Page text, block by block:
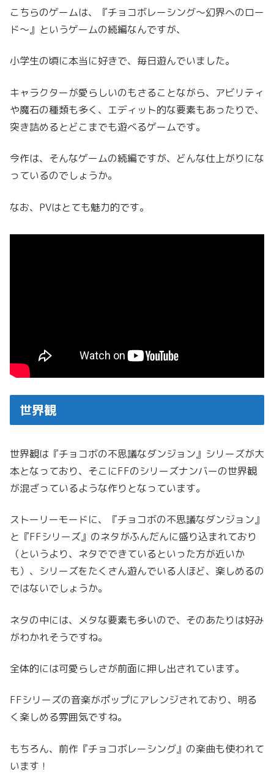
こちらのゲームは、『チョコボレーシング～幻界へのロー
ド～』というゲームの続編なんですが、
小学生の頃に本当に好きで、毎日遊んでいました。
キャラクターが愛らしいのもさることながら、アビリティ
や魔石の種類も多く、エディット的な要素もあったりで、
突き詰めるとどこまでも遊べるゲームです。
今作は、そんなゲームの続編ですが、どんな仕上がりにな
っているのでしょうか。
なお、 PVはとても魅力的です。
世界観
世界観は『チョコボの不思議なダンジョン』シリーズが大
本となっており、そこにFFのシリーズナンバーの世界観
が混ざっているような作りとなっています。
ストーリーモードに、『チョコボの不思議なダンジョン』
と『FFシリーズ』のネタがふんだんに盛り込まれており
（というより、ネタでできているといった方が近いか
も）、シリーズをたくさん遊んでいる人ほど、楽しめるの
ではないでしょうか。
ネタの中には、メタな要素も多いので、そのあたりは好み
がわかれそうですね。
全体的には可愛らしさが前面に押し出されています。
FFシリーズの音楽がポップにアレンジされており、明る
く楽しめる雰囲気ですね。
もちろん、前作『チョコボレーシング』の楽曲も使われて
います！